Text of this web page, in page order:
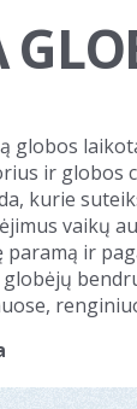
globos
ir globos
kurie
vaikų
ir